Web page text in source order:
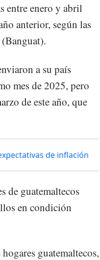
entre enero y abril
anterior, según las
a su país
mes de 2025, pero
de este año, que
de inflación
de guatemaltecos
en condición
guatemaltecos,